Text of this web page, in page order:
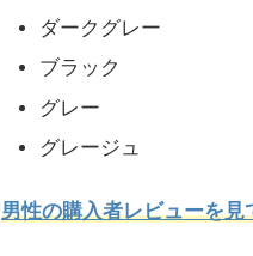
ダークグレー
ブラック
グレー
グレージュ
男性の購入者レビューを見